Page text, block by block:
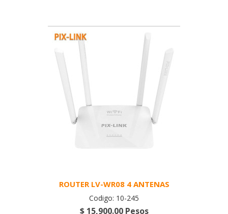
ROUTER LV-WR08 4 ANTENAS
Codigo: 10-245
$ 15,900.00 Pesos